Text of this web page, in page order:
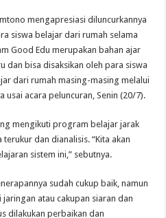
mengapresiasi diluncurkannya
siswa belajar dari rumah selama
Good Edu merupakan bahan ajar
dan bisa disaksikan oleh para siswa
dari rumah masing-masing melalui
usai acara peluncuran, Senin (20/7).
mengikuti program belajar jarak
dan dianalisis. “Kita akan
sistem ini,” sebutnya.
sudah cukup baik, namun
atau cakupan siaran dan
dilakukan perbaikan dan